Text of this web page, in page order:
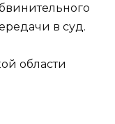
в суд.
области